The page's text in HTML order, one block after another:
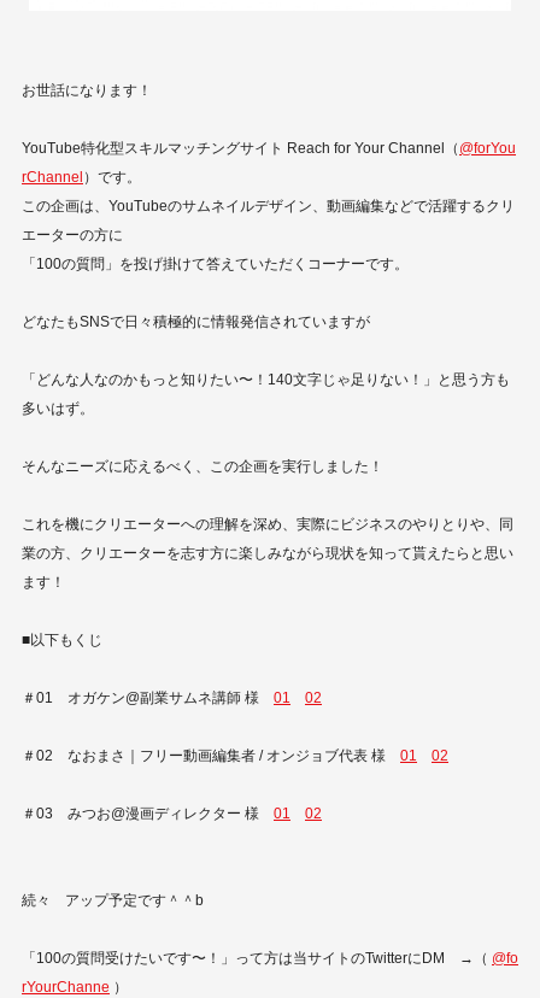
お世話になります！
YouTube特化型スキルマッチングサイト Reach for Your Channel（ @forYou
rChannel ）です。
この企画は、YouTubeのサムネイルデザイン、動画編集などで活躍するクリ
エーターの方に
「100の質問」を投げ掛けて答えていただくコーナーです。
どなたもSNSで日々積極的に情報発信されていますが
「どんな人なのかもっと知りたい〜！140文字じゃ足りない！」と思う方も
多いはず。
そんなニーズに応えるべく、この企画を実行しました！
これを機にクリエーターへの理解を深め、実際にビジネスのやりとりや、同
業の方、クリエーターを志す方に楽しみながら現状を知って貰えたらと思い
ます！
■以下もくじ
＃01 オガケン@副業サムネ講師 様 01 02
＃02 なおまさ｜フリー動画編集者 / オンジョブ代表 様 01 02
＃03 みつお@漫画ディレクター 様 01 02
続々 アップ予定です＾＾b
「100の質問受けたいです〜！」って方は当サイトのTwitterにDM →（ @fo
rYourChanne ）